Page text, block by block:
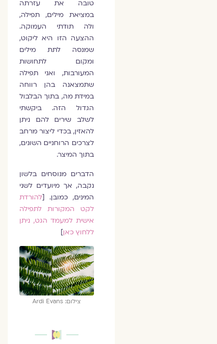
טובה את עזרתה
במציאת מילים, תפילה,
ולה תודתי העמוקה.
ההצעה הזו היא ליקוט,
שמנסה לתת מילים
ומקום לתחושות
המעורבות, ואני תפילה
שתמצאנה בהן רווחה
במידת מה, בתוך הבלבול
הגדול הזה. ביקשתי
לשלב שירים להם ניתן
להאזין, בכדי ליצור מרחב
לצרכים הרוחניים השונים,
בתוך המיצר.
הדברים מנוסחים בלשון
נקבה, אך מיועדים לשני
המינים, כמובן. [להורדת
לקט המקורות לתפילה
אישית למעמד הגט, ניתן
ללחוץ כאן]
צילום: Ardi Evans